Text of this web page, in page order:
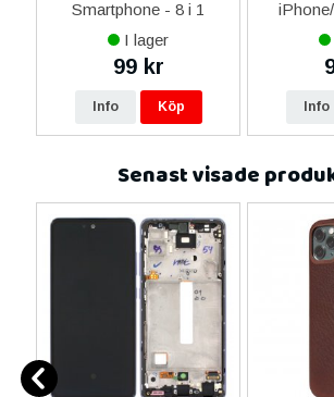
Smartphone - 8 i 1
I lager
99 kr
Info Köp Info
Senast visade